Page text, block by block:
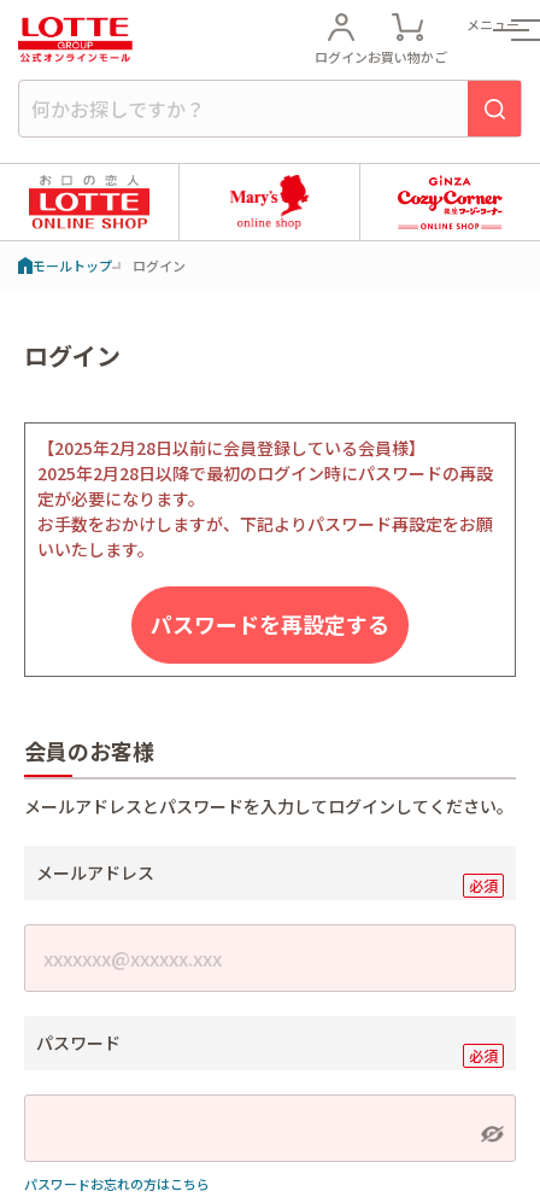
ログインお買い物かご
メニュー
モールトップ ログイン
ログイン
【2025年2月28日以前に会員登録している会員様】
2025年2月28日以降で最初のログイン時にパスワードの再設
定が必要になります。
お手数をおかけしますが、下記よりパスワード再設定をお願
いいたします。
パスワードを再設定する
会員のお客様
メールアドレスとパスワードを入力してログインしてください。
メールアドレス
パスワード
パスワードお忘れの方はこちら